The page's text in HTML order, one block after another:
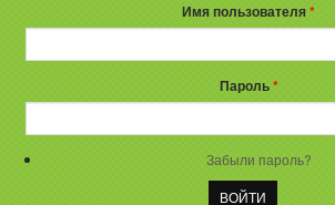
Имя пользователя*
Пароль*
Забыли пароль?